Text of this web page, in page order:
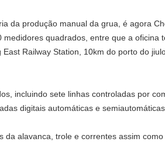
da produção manual da grua, é agora
quadrados, entre que a oficina
Railway Station, 10km do porto do
incluindo sete linhas controladas por
digitais automáticas e semiautomáticas.
alavanca, trole e correntes assim